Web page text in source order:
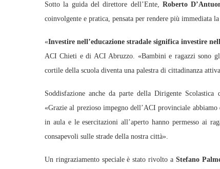
Sotto la guida del direttore dell’Ente,Roberto
coinvolgente e pratica, pensata per rendere più immediata
«Investire nell’educazione stradale significa investire
ACI Chieti e di ACI Abruzzo. «Bambini e ragazzi sono
cortile della scuola diventa una palestra di cittadinanza
Soddisfazione anche da parte della Dirigente
«Grazie al prezioso impegno dell’ACI provinciale
in aula e le esercitazioni all’aperto hanno permesso ai
consapevoli sulle strade della nostra città».
Un ringraziamento speciale è stato rivolto a Stefano